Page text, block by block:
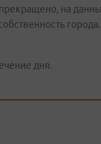
на
дня.